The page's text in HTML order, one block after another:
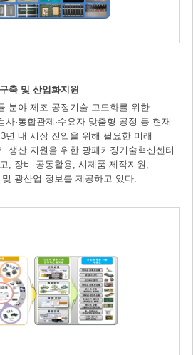
축 및 산업화지원
분야 제조 공정기술 고도화를 위한
사·통합관제·수요자 맞춤형 공정 등 현재
년 내 시장 진입을 위해 필요한 미래
생산 지원을 위한 광패키징기술혁신센터
, 장비 공동활용, 시제품 제작지원,
광산업 정보를 제공하고 있다.